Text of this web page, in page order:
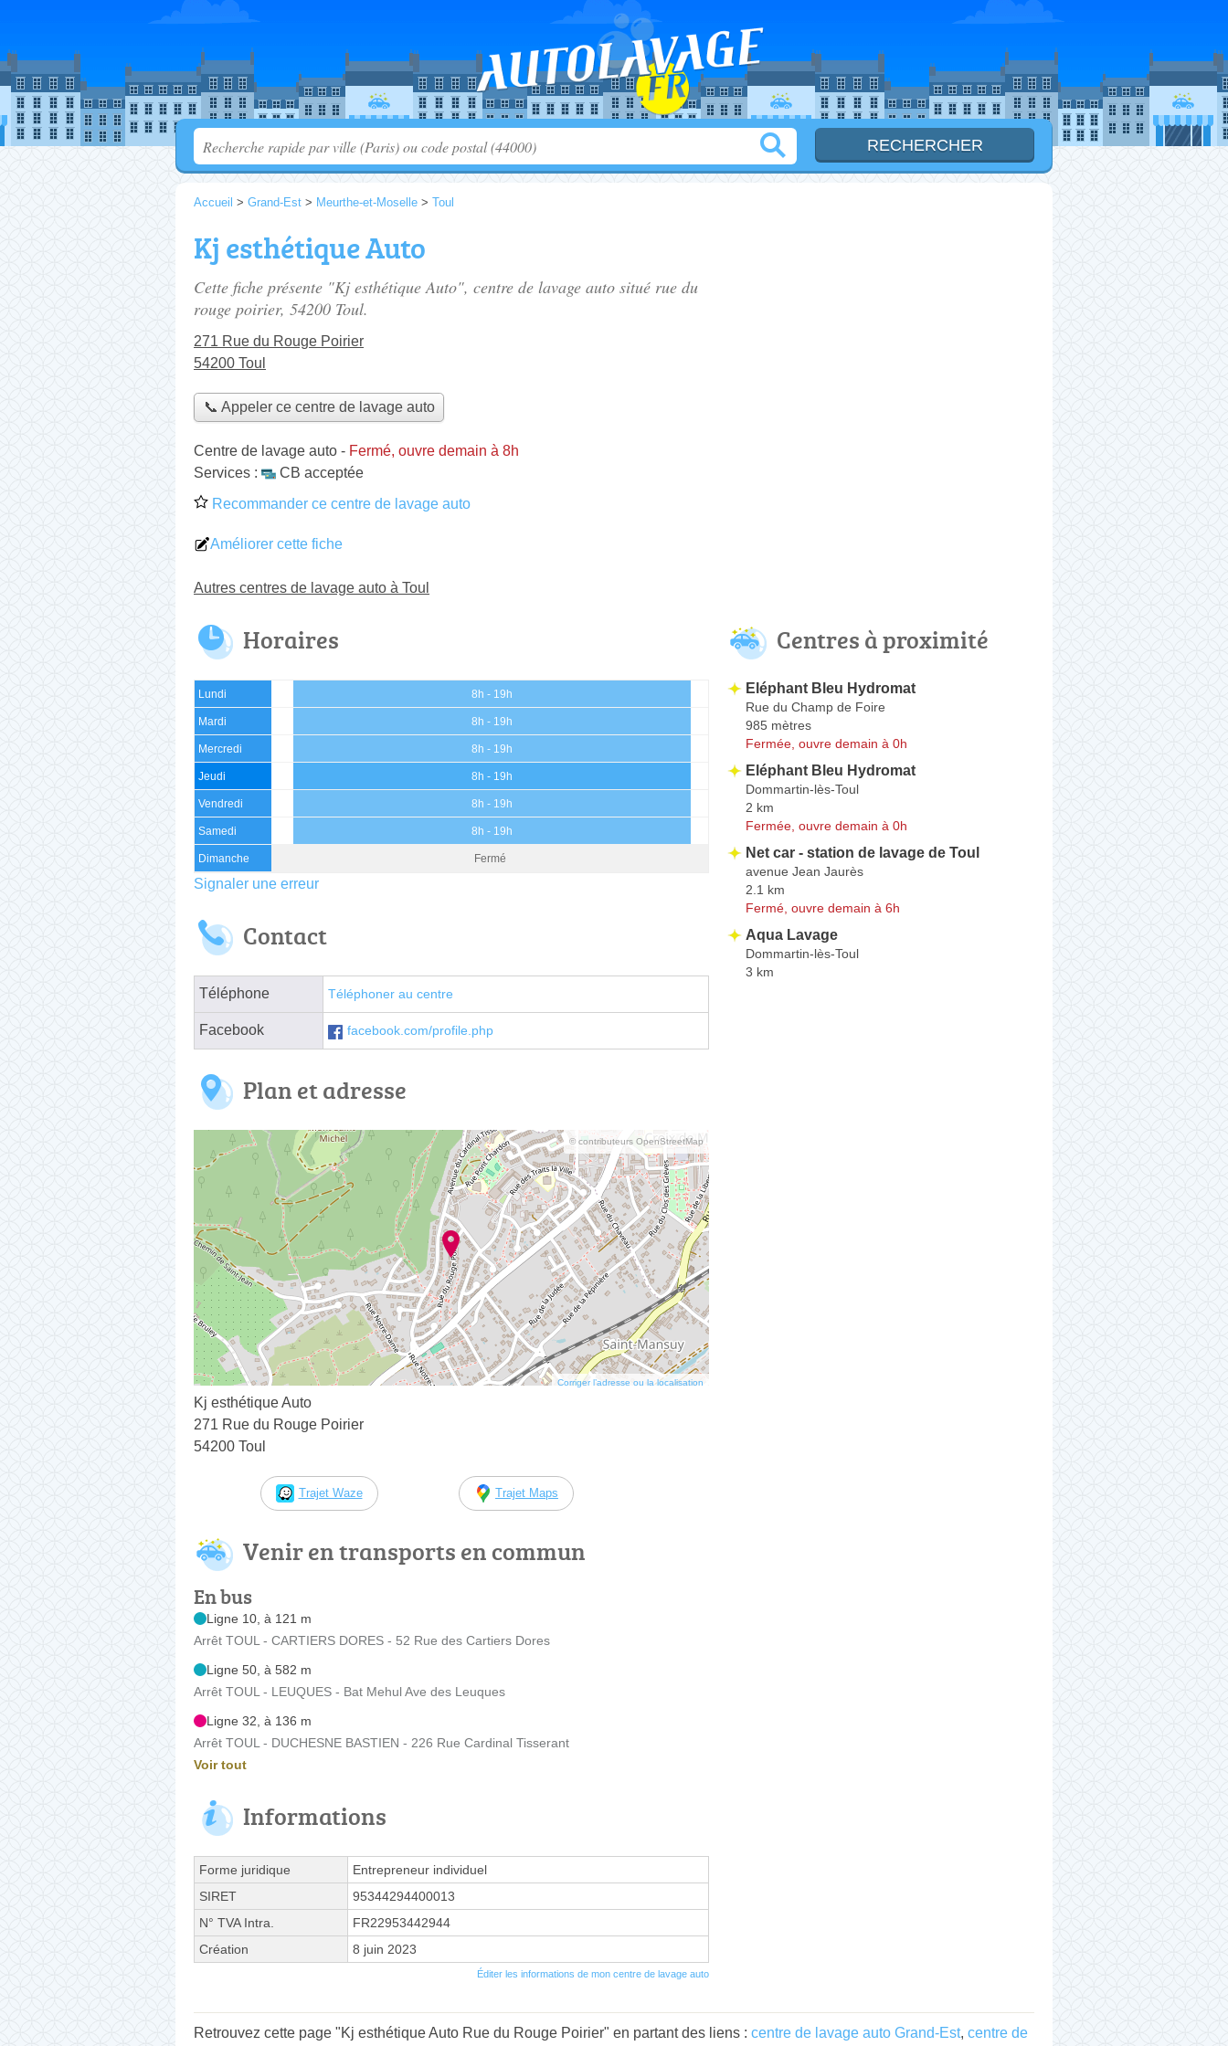
Accueil > Grand-Est > Meurthe-et-Moselle > Toul
Kj esthétique Auto
Cette fiche présente "Kj esthétique Auto", centre de lavage auto situé rue du
rouge poirier, 54200 Toul.
271 Rue du Rouge Poirier
54200 Toul
📞 Appeler ce centre de lavage auto
Centre de lavage auto - Fermé, ouvre demain à 8h
Services :
CB acceptée
Recommander ce centre de lavage auto
Améliorer cette fiche
Autres centres de lavage auto à Toul
Horaires
Lundi 8h - 19h
Mardi 8h - 19h
Mercredi 8h - 19h
Jeudi 8h - 19h
Vendredi 8h - 19h
Samedi 8h - 19h
Dimanche Fermé
Signaler une erreur
Contact
Téléphone Téléphoner au centre
Facebook facebook.com/profile.php
Plan et adresse
© contributeurs OpenStreetMap
Corriger l’adresse ou la localisation
Kj esthétique Auto
271 Rue du Rouge Poirier
54200 Toul
Trajet Waze Trajet Maps
Venir en transports en commun
En bus
Ligne 10, à 121 m
Arrêt TOUL - CARTIERS DORES - 52 Rue des Cartiers Dores
Ligne 50, à 582 m
Arrêt TOUL - LEUQUES - Bat Mehul Ave des Leuques
Ligne 32, à 136 m
Arrêt TOUL - DUCHESNE BASTIEN - 226 Rue Cardinal Tisserant
Voir tout
Informations
Forme juridique
Entrepreneur individuel
SIRET
95344294400013
N° TVA Intra.
FR22953442944
Création
8 juin 2023
Éditer les informations de mon centre de lavage auto
Centres à proximité
Eléphant Bleu Hydromat
Rue du Champ de Foire
985 mètres
Fermée, ouvre demain à 0h
Eléphant Bleu Hydromat
Dommartin-lès-Toul
2 km
Fermée, ouvre demain à 0h
Net car - station de lavage de Toul
avenue Jean Jaurès
2.1 km
Fermé, ouvre demain à 6h
Aqua Lavage
Dommartin-lès-Toul
3 km
Retrouvez cette page "Kj esthétique Auto Rue du Rouge Poirier" en partant des liens : centre de lavage auto Grand-Est, centre de